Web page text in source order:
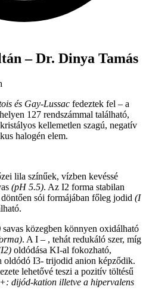
– Dr. Dinya Tamás
és Gay-Lussac fedeztek fel – a
127 rendszámmal található,
kellemetlen szagú, negatív
halogén elem.
lila színűek, vízben kevéssé
(pH 5.5). Az I2 forma stabilan
sói formájában főleg jodid (I
savas közegben könnyen oxidálható
. A I – , tehát redukáló szer, míg
oldódása KI-al fokozható,
oldódó I3- trijodid anion képződik.
lehetővé teszi a pozitív töltésű
dijód-kation illetve a hipervalens